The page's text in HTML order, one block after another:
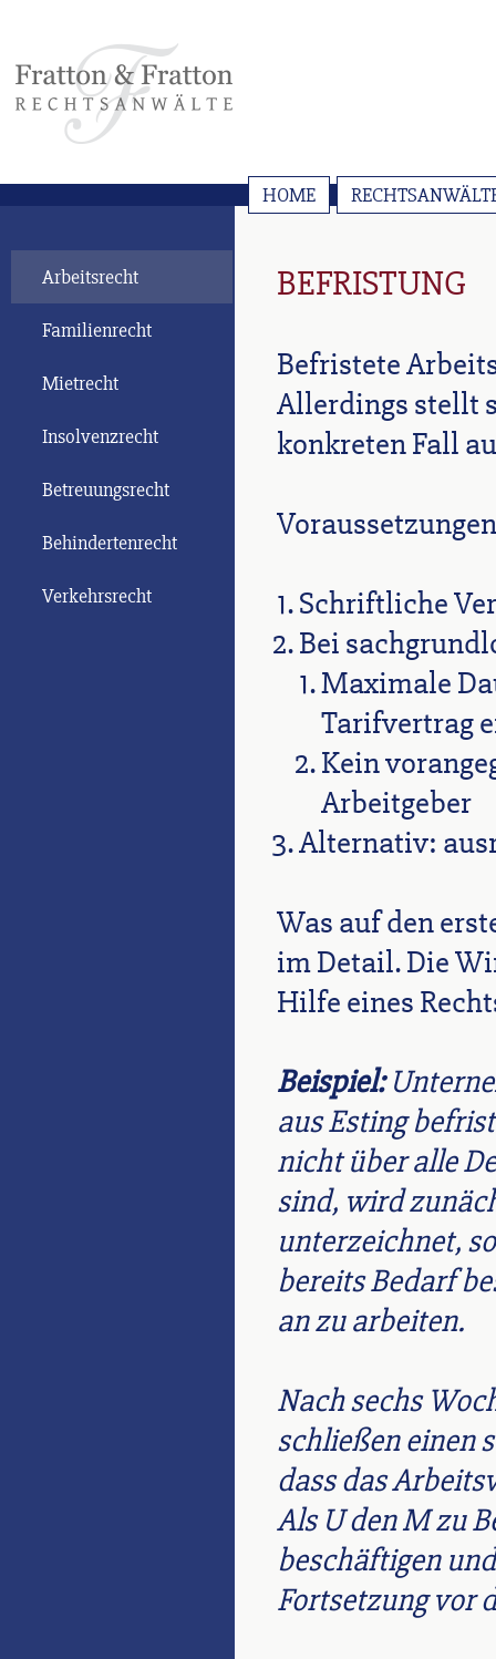
HOME
Arbeitsrecht
Familienrecht
Mietrecht
Insolvenzrecht
Betreuungsrecht
Behindertenrecht
Verkehrsrecht
BEFRISTUNG
Befristete
Allerdings stellt
konkreten Fall
Schriftliche
Bei
Maximale
Tarifvertrag
Kein
Arbeitgeber
Alternativ:
Was auf den
im Detail. Die
Hilfe eines
Beispiel:
aus Esting
nicht über alle
sind, wird
unterzeichnet,
bereits Bedarf
an zu arbeiten.
Nach sechs
schließen einen
dass das
Als U den M zu
beschäftigen
Fortsetzung vor